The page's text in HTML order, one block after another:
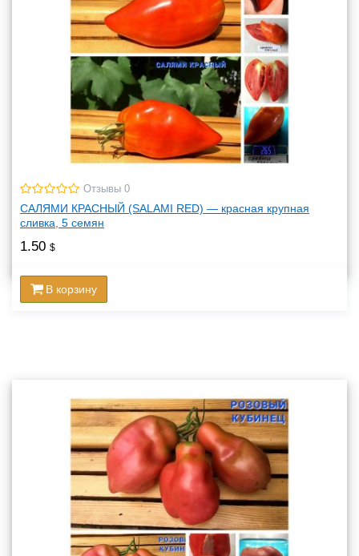
Отзывы 0
САЛЯМИ КРАСНЫЙ (SALAMI RED) — красная крупная
сливка, 5 семян
1.50 $
В корзину